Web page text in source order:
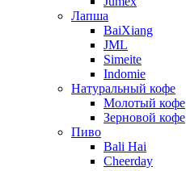
Лапша
BaiXiang
JML
Simeite
Indomie
Натуральный кофе
Молотый кофе
Зерновой кофе
Пиво
Bali Hai
Cheerday